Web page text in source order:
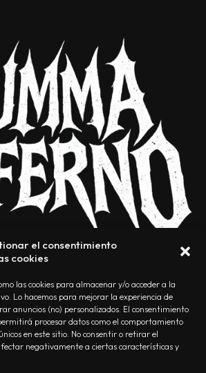
el consentimiento
cookies
las cookies para almacenar y/o acceder a la
Lo hacemos para mejorar la experiencia de
anuncios (no) personalizados. El consentimiento
procesar datos como el comportamiento
en este sitio. No consentir o retirar el
negativamente a ciertas características y
EDITORIAL POLÍTICA DE PRIVACIDAD